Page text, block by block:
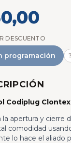
DESCUENTO
programación ?
Codiplug
la apertura y cierre
comodidad
lo hace el aliado